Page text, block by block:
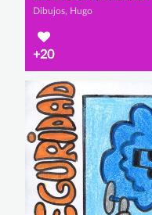
Dibujos, Hugo
+20